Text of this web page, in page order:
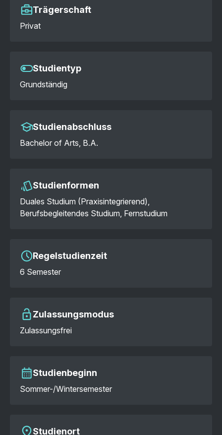
Trägerschaft
Privat
Studientyp
Grundständig
Studienabschluss
Bachelor of Arts, B.A.
Studienformen
Duales Studium (Praxisintegrierend),
Berufsbegleitendes Studium, Fernstudium
Regelstudienzeit
6 Semester
Zulassungsmodus
Zulassungsfrei
Studienbeginn
Sommer-/Wintersemester
Studienort